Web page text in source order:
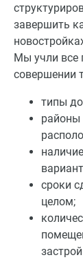
завершить
Мы учли все
совершении
типы
районы
сроки
целом;